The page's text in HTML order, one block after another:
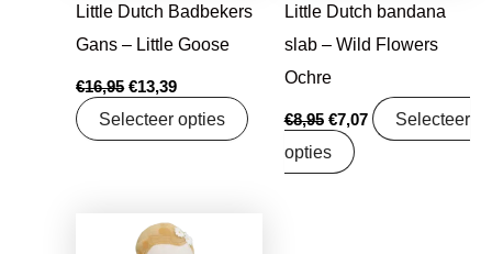
Little Dutch Badbekers
Gans – Little Goose
€16,95 €13,39
Selecteer opties
Little Dutch bandana
slab – Wild Flowers
Ochre
€8,95 €7,07
Selecteer
opties
Oorspronkelijke
prijs
Huidige
prijs